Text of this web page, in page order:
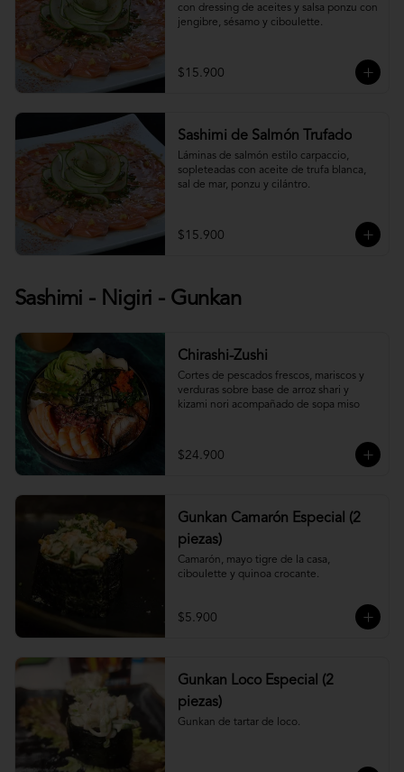
con dressing de aceites y salsa ponzu con
jengibre, sésamo y ciboulette.
$15.900
Sashimi de Salmón Trufado
Láminas de salmón estilo carpaccio,
sopleteadas con aceite de trufa blanca,
sal de mar, ponzu y cilántro.
$15.900
Sashimi - Nigiri - Gunkan
Chirashi-Zushi
Cortes de pescados frescos, mariscos y
verduras sobre base de arroz shari y
kizami nori acompañado de sopa miso
$24.900
Gunkan Camarón Especial (2
piezas)
Camarón, mayo tigre de la casa,
ciboulette y quinoa crocante.
$5.900
Gunkan Loco Especial (2
piezas)
Gunkan de tartar de loco.